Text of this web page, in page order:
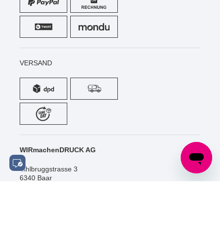
VERSAND
WIRmachenDRUCK AG
Sihlbruggstrasse 3
6340 Baar